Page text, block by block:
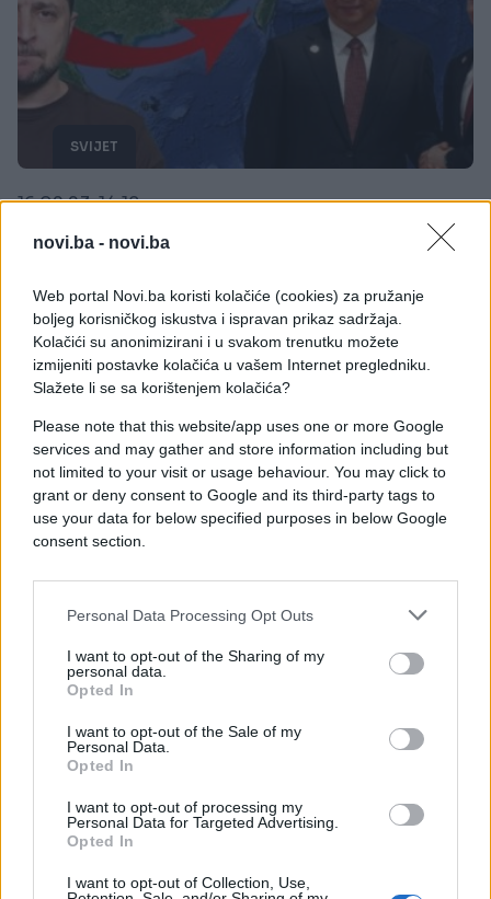
novi.ba - novi.ba
Web portal Novi.ba koristi kolačiće (cookies) za pružanje
boljeg korisničkog iskustva i ispravan prikaz sadržaja.
Kolačići su anonimizirani i u svakom trenutku možete
izmijeniti postavke kolačića u vašem Internet pregledniku.
Slažete li se sa korištenjem kolačića?
Please note that this website/app uses one or more Google
services and may gather and store information including but
not limited to your visit or usage behaviour. You may click to
grant or deny consent to Google and its third-party tags to
use your data for below specified purposes in below Google
consent section.
Personal Data Processing Opt Outs
I want to opt-out of the Sharing of my
personal data.
Opted In
I want to opt-out of the Sale of my
Personal Data.
Opted In
I want to opt-out of processing my
Personal Data for Targeted Advertising.
Opted In
I want to opt-out of Collection, Use,
SVIJET
16.02.23. 14:18
MOGUĆ RAT SAD I KINE?!: Putinov kritičar šokirao
Zapad, tvrdi da Peking jedva čeka poraz Ukrajine
Saznaj više
AKTUELNO
16.02.23. 13:10
ALMIR KARKELJA IZ GSS-A ‘PRENJ’: Turci su nas
zvali 'umut' što znači 'nada'!
Saznaj više